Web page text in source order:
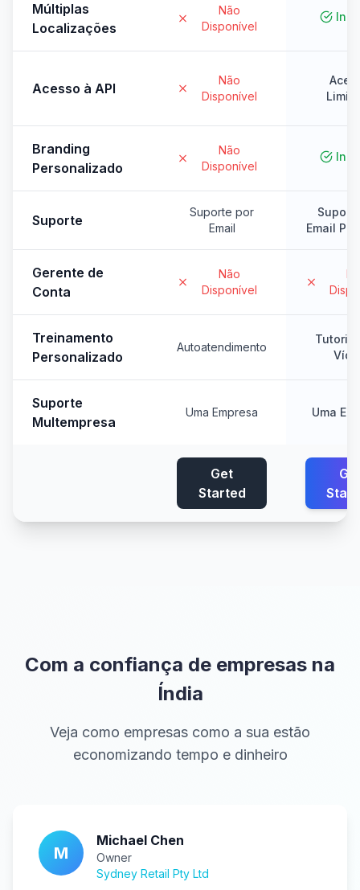
Múltiplas
Localizações
Não
Disponível
Acesso à API
Não
Disponível
Branding
Personalizado
Não
Disponível
Suporte
Suporte por
Email
Email
Gerente de
Conta
Não
Disponível
Treinamento
Personalizado
Autoatendimento
Suporte
Multempresa
Uma Empresa Uma
Get
Started
Com a confiança de empresas na
Índia
Veja como empresas como a sua estão
economizando tempo e dinheiro
M
Michael Chen
Owner
Sydney Retail Pty Ltd